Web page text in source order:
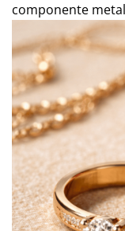
componente